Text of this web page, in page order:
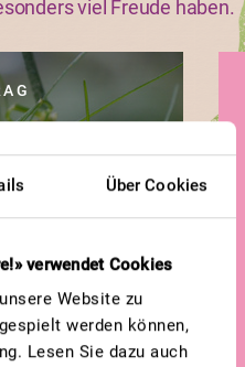
Über Cookies
verwendet Cookies
Website zu
werden können,
Lesen Sie dazu auch
viel Freude haben.
Raupen